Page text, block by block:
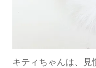
キティちゃんは、見